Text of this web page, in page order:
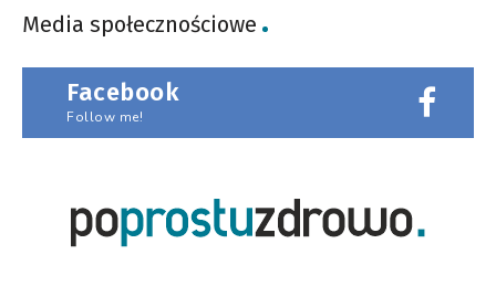
Media społecznościowe
Facebook
Follow me!